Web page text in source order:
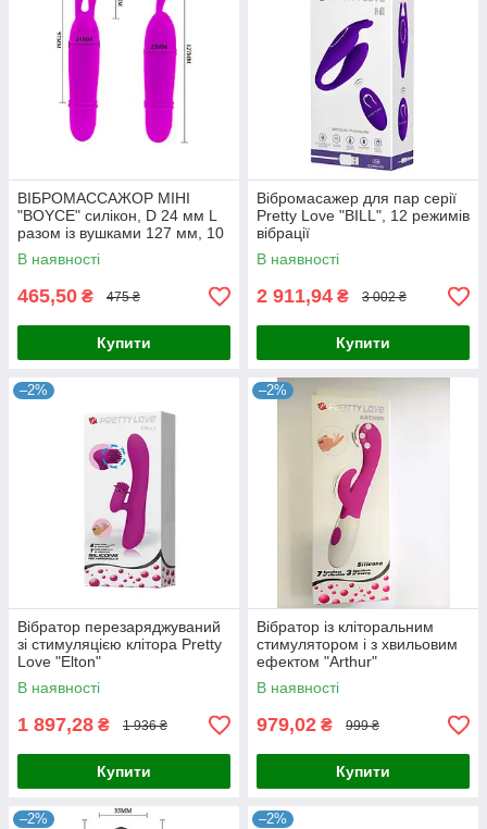
ВІБРОМАССАЖОР МІНІ
"BOYCE" силікон, D 24 мм L
разом із вушками 127 мм, 10
режимів вібрації
В наявності
465,50 ₴ 475 ₴
Купити
Вібромасажер для пар серії
Pretty Love "BILL", 12 режимів
вібрації
В наявності
2 911,94 ₴ 3 002 ₴
Купити
–2%
Вібратор перезаряджуваний
зі стимуляцією клітора Pretty
Love "Elton"
В наявності
1 897,28 ₴ 1 936 ₴
Купити
–2%
Вібратор із кліторальним
стимулятором і з хвильовим
ефектом "Arthur"
В наявності
979,02 ₴ 999 ₴
Купити
–2% –2%